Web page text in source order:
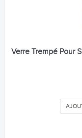
Verre Trempé Pour